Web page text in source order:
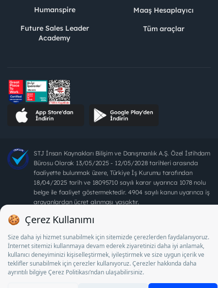
Humanspire
Future Sales Leader
Academy
Maaş Hesaplayıcı
Tüm araçlar
STJ İnsan Kaynakları Bilişim ve Danışmanlık A.Ş. Özel İstihdam
Bürosu Olarak 13/05/2025 - 12/05/2028 tarihleri arasında
faaliyette bulunmak üzere, Türkiye İş Kurumu tarafından
18/04/2025 tarih ve 18095710 sayılı karar uyarınca 1078 nolu
belge ile faaliyet göstermektedir. 4904 sayılı kanun uyarınca iş
arayanlardan ücret alınması yasaktır.